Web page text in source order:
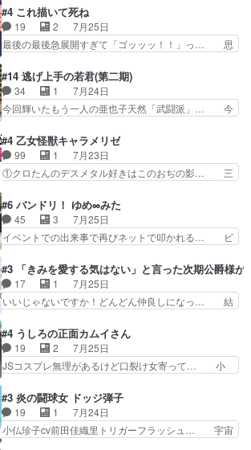
く動いていてずっと胸が熱… 同時視聴｜
DaemonsRealm｜リア… これまで騙していた東
村を捨てて新郷家に来…
ぶややこしいことになってたオープニン… テンポ
も良いし毎話良いところで引くから全… 盟友ドレ
ゲネ后との出会い。次週のドレゲネ… さて、登場
人物多いけどついていけるのか私… 今回は遂にド
んがめっちゃ可愛かったなド… まさかの展開にめ
ちゃくちゃテンション上が… チャガタイの所へ密
偵に行ったはずがドレゲ…
#4 これ描いて死ね
19 2
7月25日
最後の最後急展開すぎて「ゴッッッ！！」っ… 思
は泣かなかった！漫画描きのハウツー回… この作
品はこういうのをズバッとキメるの上… 藤子不二
雄に親しんだ人にはとてもフィット… 赤福のヌル
ヌルした動きとかネームを褒めら… 漫研が気にな
から新たな仲間まで。本作品… 今回エンディング
テーマが流れるのが早い（… この作品の世界に
も、一応デジタルという概…
#14 逃げ上手の若君(第二期)
34 1
7月24日
今回輝いたもう一人の亜也子天然「武闘派」… 今
逃れすら逃げ上手亜也子のアシストに支… そう
か、亜也子もまだ9歳なのか‥ときゆき… 「亜也
子のドキドキ・大作戦！・長寿丸を一… 目玉と耳
を相手に言葉で繰り広げる戰もノラ… 時代設定ど
からのいらすとやは草だった。… 今回は亜也子回
でしたね頼もしさと乙女らし… 貞宗、キモいギョ
ロ目としか思ってなかった…
#4 乙女怪獣キャラメリゼ
99 1
7月23日
①クロたんのデスメタル好きはこのおぢの影… 三
か好きになれんキャラだなぁ作品もイン… 相変わ
らず生物学者には見えないわね響野君… 正体を知
らないのにどちりも肯定してくれた… 黒絵がハル
ゴンになっても、南を助けて大事… OPにデスボ
心を許す、母の友達である光… 黒絵の可愛さレベ
ルが止まらない。南くんと… 黒絵の母とのやり取
りでエヴァの加持さん思…
#6 バンドリ！ ゆめ∞みた
45 3
7月25日
イベントでの出来事で再びネットで叩かれる… ビ
ラがまじで何がしたいかわからん！先生… 陰キャ
の間合いにスルっと入ってきて相手の… ビオラが
都子さんを籠絡しに来ててやばいぞ… マネージャ
ー現実版初登場！バレーボールに… 藻掻きながら
で相手の緊張を解く相手の共… たまったアニメ
50本だってｗ今日も帰った… マネージャー実在
した大逆風のハズなのに全…
#3 「きみを愛する気はない」と言った次期公爵様が
17 1
7月25日
いいじゃないですか！どんどん仲良しになっ… 結
の恋愛系で1番これが好き。愛する気は… 今晩
は、2130頃からシンデレラガールズ… 公爵の妻
なのに着てる洋服がシンプル。テー… まあ、これ
は見なくていいな。むしろ判断が… 自分でも気づ
ぜかヒロイン化していますデ… 【今夜のアニメA
は…】前向き没落令嬢×こ… 「ぼやっとしてたら
菜園の領地の外まで開墾…
#4 うしろの正面カムイさん
19 2
7月25日
JSコスプレ無理があるけど口裂け女寄って… 小
カちゃんがヤバすぎてボキキしそう(ぇ… 口裂け
女って人を襲うって知らなかった…ポ… そのスタ
イルで小学生ファッションは口裂け… 相変わら
ず、尺の都合なのか原作漫画の細か… 除霊士カム
#3 炎の闘球女 ドッジ弾子
19 1
7月24日
小仏珍子cv前田佳織里トリガーフラッシュ… 宇宙